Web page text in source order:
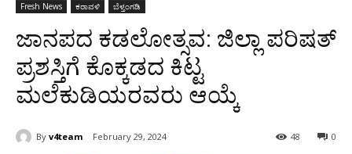
Fresh News ಕರಾವಳಿ ಬೆಳ್ತಂಗಡಿ
ಜಾನಪದ ಕಡಲೋತ್ಸವ: ಜಿಲ್ಲಾ ಪರಿಷತ್
ಪ್ರಶಸ್ತಿಗೆ ಕೊಕ್ಕಡದ ಕಿಟ್ಟ
ಮಲೆಕುಡಿಯರವರು ಆಯ್ಕೆ
By v4team February 29, 2024 0
48